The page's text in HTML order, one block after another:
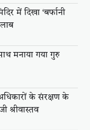
में दिखा ‘बर्फानी
मनाया गया गुरु
के संरक्षण के
श्रीवास्तव